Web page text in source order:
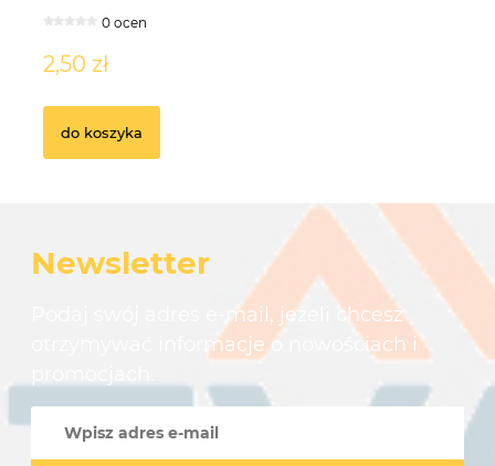
0 ocen
2,50 zł
do koszyka
Newsletter
Podaj swój adres e-mail, jeżeli chcesz
otrzymywać informacje o nowościach i